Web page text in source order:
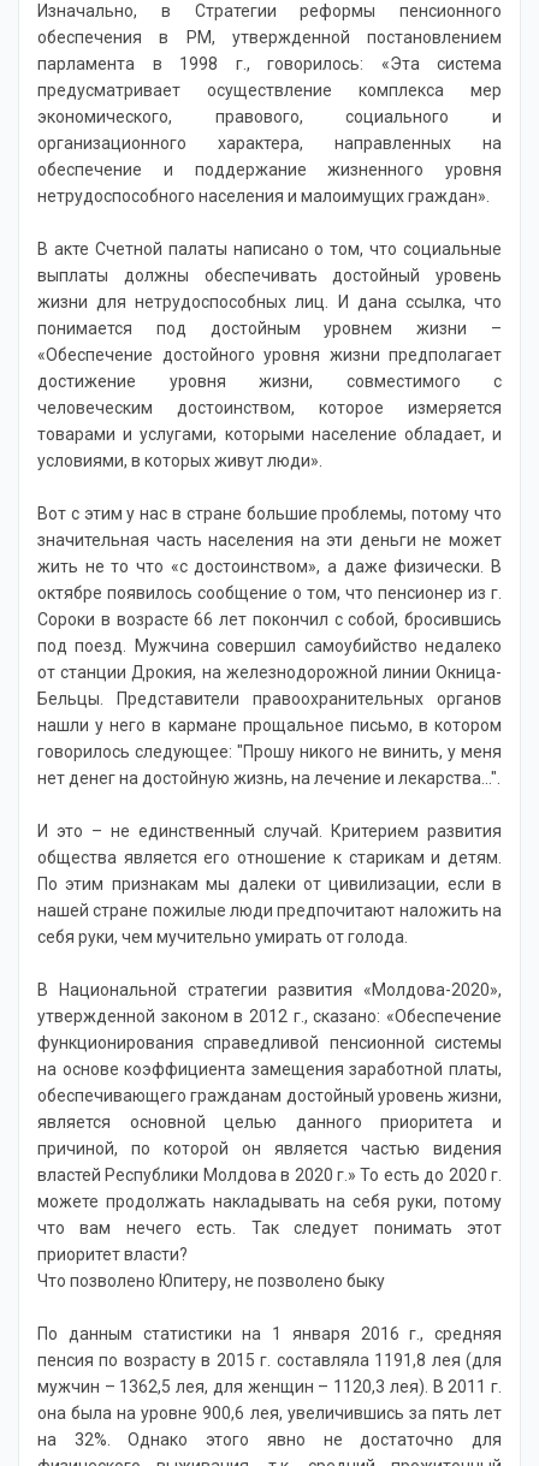
Изначально, в Стратегии реформы пенсионного
обеспечения в РМ, утвержденной постановлением
парламента в 1998 г., говорилось: «Эта система
предусматривает осуществление комплекса мер
экономического, правового, социального и
организационного характера, направленных на
обеспечение и поддержание жизненного уровня
нетрудоспособного населения и малоимущих граждан».
В акте Счетной палаты написано о том, что социальные
выплаты должны обеспечивать достойный уровень
жизни для нетрудоспособных лиц. И дана ссылка, что
понимается под достойным уровнем жизни –
«Обеспечение достойного уровня жизни предполагает
достижение уровня жизни, совместимого с
человеческим достоинством, которое измеряется
товарами и услугами, которыми население обладает, и
условиями, в которых живут люди».
Вот с этим у нас в стране большие проблемы, потому что
значительная часть населения на эти деньги не может
жить не то что «с достоинством», а даже физически. В
октябре появилось сообщение о том, что пенсионер из г.
Сороки в возрасте 66 лет покончил с собой, бросившись
под поезд. Мужчина совершил самоубийство недалеко
от станции Дрокия, на железнодорожной линии Окница-
Бельцы. Представители правоохранительных органов
нашли у него в кармане прощальное письмо, в котором
говорилось следующее: "Прошу никого не винить, у меня
нет денег на достойную жизнь, на лечение и лекарства...".
И это – не единственный случай. Критерием развития
общества является его отношение к старикам и детям.
По этим признакам мы далеки от цивилизации, если в
нашей стране пожилые люди предпочитают наложить на
себя руки, чем мучительно умирать от голода.
В Национальной стратегии развития «Молдова-2020»,
утвержденной законом в 2012 г., сказано: «Обеспечение
функционирования справедливой пенсионной системы
на основе коэффициента замещения заработной платы,
обеспечивающего гражданам достойный уровень жизни,
является основной целью данного приоритета и
причиной, по которой он является частью видения
властей Республики Молдова в 2020 г.» То есть до 2020 г.
можете продолжать накладывать на себя руки, потому
что вам нечего есть. Так следует понимать этот
приоритет власти?
Что позволено Юпитеру, не позволено быку
По данным статистики на 1 января 2016 г., средняя
пенсия по возрасту в 2015 г. составляла 1191,8 лея (для
мужчин – 1362,5 лея, для женщин – 1120,3 лея). В 2011 г.
она была на уровне 900,6 лея, увеличившись за пять лет
на 32%. Однако этого явно не достаточно для